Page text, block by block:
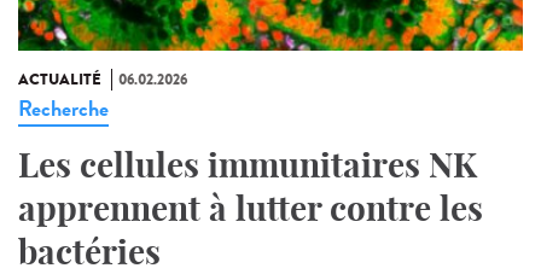
ACTUALITÉ 06.02.2026
Recherche
Les cellules immunitaires NK
apprennent à lutter contre les
bactéries